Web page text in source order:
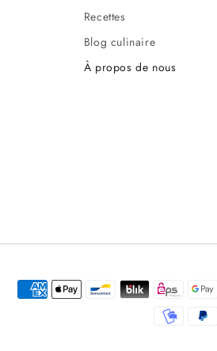
Recettes
Blog culinaire
À propos de nous
Méthodes de paiement